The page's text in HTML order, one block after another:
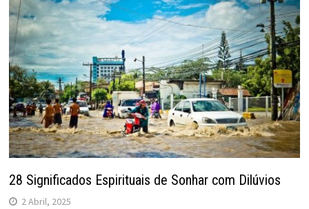
28 Significados Espirituais de Sonhar com Dilúvios
2 Abril, 2025